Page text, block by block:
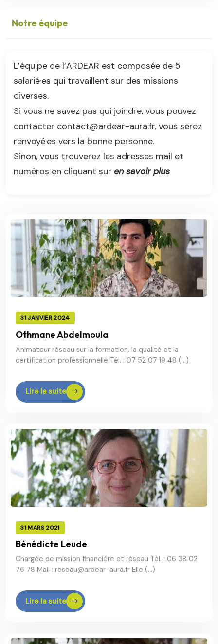
Notre équipe
L’équipe de l’ARDEAR est composée de 5
salarié·es qui travaillent sur des missions
diverses.
Si vous ne savez pas qui joindre, vous pouvez
contacter contact@ardear-aura.fr, vous serez
renvoyé·es vers la bonne personne.
Sinon, vous trouverez les adresses mail et
numéros en cliquant sur en savoir plus
31 JANVIER 2024
Othmane Abdelmoula
Animateur réseau sur la formation, la qualité et la
certification professionnelle Tél. : 07 52 07 19 48 (…)
Lire la suite
31 MARS 2021
Bénédicte Leude
Chargée de mission financière et réseau Tél. : 06 38 02
76 78 Mail : reseau@ardear-aura.fr Elle (…)
Lire la suite